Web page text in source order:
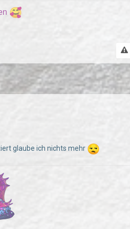
glaube ich nichts mehr